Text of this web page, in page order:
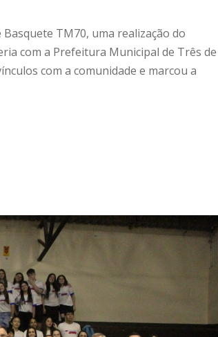
TM70, uma realização do
com a Prefeitura Municipal de Três de
com a comunidade e marcou a